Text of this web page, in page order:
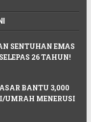
SENTUHAN EMAS
26 TAHUN!
BANTU 3,000
MENERUSI